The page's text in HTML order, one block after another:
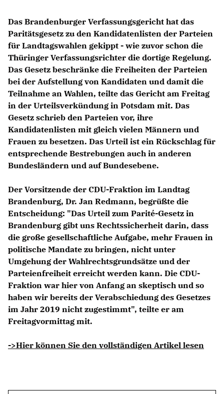
Das Brandenburger Verfassungsgericht hat das
Paritätsgesetz zu den Kandidatenlisten der Parteien
für Landtagswahlen gekippt - wie zuvor schon die
Thüringer Verfassungsrichter die dortige Regelung.
Das Gesetz beschränke die Freiheiten der Parteien
bei der Aufstellung von Kandidaten und damit die
Teilnahme an Wahlen, teilte das Gericht am Freitag
in der Urteilsverkündung in Potsdam mit. Das
Gesetz schrieb den Parteien vor, ihre
Kandidatenlisten mit gleich vielen Männern und
Frauen zu besetzen. Das Urteil ist ein Rückschlag für
entsprechende Bestrebungen auch in anderen
Bundesländern und auf Bundesebene.
Der Vorsitzende der CDU-Fraktion im Landtag
Brandenburg, Dr. Jan Redmann, begrüßte die
Entscheidung: "Das Urteil zum Parité-Gesetz in
Brandenburg gibt uns Rechtssicherheit darin, dass
die große gesellschaftliche Aufgabe, mehr Frauen in
politische Mandate zu bringen, nicht unter
Umgehung der Wahlrechtsgrundsätze und der
Parteienfreiheit erreicht werden kann. Die CDU-
Fraktion war hier von Anfang an skeptisch und so
haben wir bereits der Verabschiedung des Gesetzes
im Jahr 2019 nicht zugestimmt", teilte er am
Freitagvormittag mit.
->Hier können Sie den vollständigen Artikel lesen